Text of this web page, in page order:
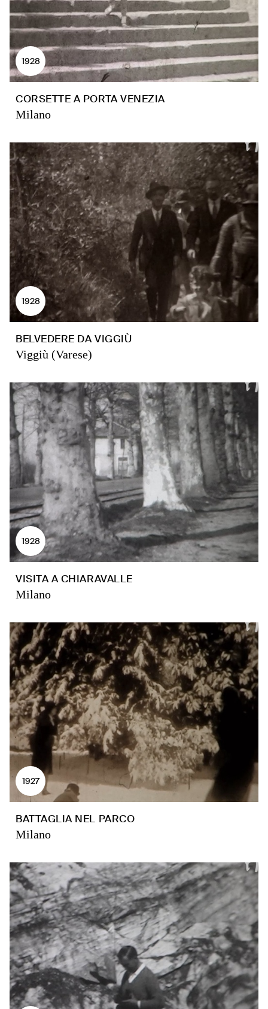
1928
CORSETTE A PORTA VENEZIA
Milano
1928
BELVEDERE DA VIGGIÙ
Viggiù (Varese)
1928
VISITA A CHIARAVALLE
Milano
1927
BATTAGLIA NEL PARCO
Milano